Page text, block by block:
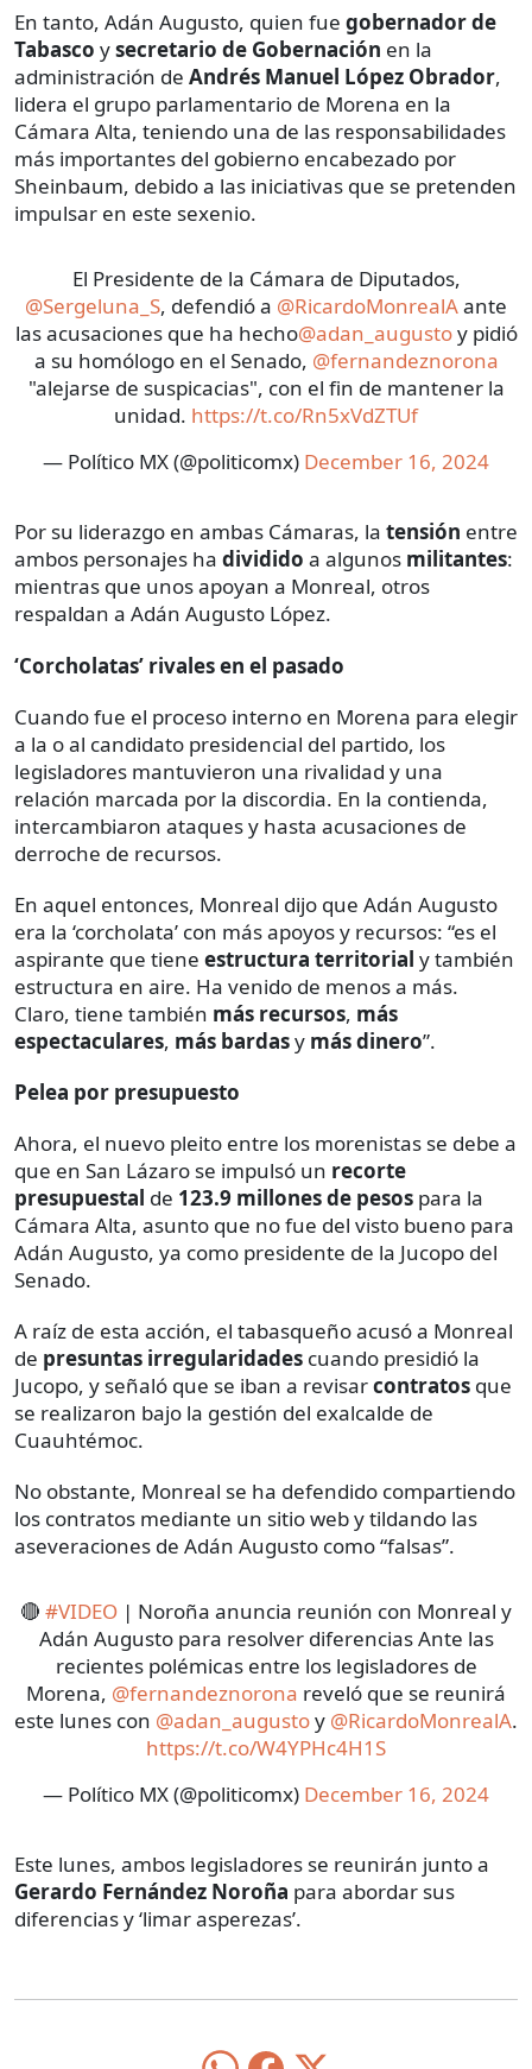
En tanto, Adán Augusto, quien fue gobernador de
Tabasco ysecretario de Gobernación en la
administración de Andrés Manuel López Obrador,
lidera el grupo parlamentario de Morena en la
Cámara Alta, teniendo una de las responsabilidades
más importantes del gobierno encabezado por
Sheinbaum, debido a las iniciativas que se pretenden
impulsar en este sexenio.
El Presidente de la Cámara de Diputados,
@Sergeluna_S, defendió a @RicardoMonrealAante
las acusaciones que ha hecho@adan_augustoy pidió
a su homólogo en el Senado, @fernandeznorona
"alejarse de suspicacias", con el fin de mantener la
unidad. https://t.co/Rn5xVdZTUf
— Político MX (@politicomx) December 16, 2024
Por su liderazgo en ambas Cámaras, la tensión entre
ambos personajes ha dividido a algunos militantes:
mientras que unos apoyan a Monreal, otros
respaldan a Adán Augusto López.
‘Corcholatas’ rivales en el pasado
Cuando fue el proceso interno en Morena para elegir
a la o al candidato presidencial del partido, los
legisladores mantuvieron una rivalidad y una
relación marcada por la discordia. En la contienda,
intercambiaron ataques y hasta acusaciones de
derroche de recursos.
En aquel entonces, Monreal dijo que Adán Augusto
era la ‘corcholata’ con más apoyos y recursos: “es el
aspirante que tiene estructura territorial y también
estructura en aire. Ha venido de menos a más.
Claro, tiene también más recursos, más
espectaculares, más bardasy más dinero”.
Pelea por presupuesto
Ahora, el nuevo pleito entre los morenistas se debe a
que en San Lázaro se impulsó un recorte
presupuestal de 123.9 millones de pesos para la
Cámara Alta, asunto que no fue del visto bueno para
Adán Augusto, ya como presidente de la Jucopo del
Senado.
A raíz de esta acción, el tabasqueño acusó a Monreal
de presuntas irregularidades cuando presidió la
Jucopo, y señaló que se iban a revisarcontratos que
se realizaron bajo la gestión del exalcalde de
Cuauhtémoc.
No obstante, Monreal se ha defendido compartiendo
los contratos mediante un sitio web y tildando las
aseveraciones de Adán Augusto como “falsas”.
🔴 #VIDEO | Noroña anuncia reunión con Monreal y
Adán Augusto para resolver diferencias Ante las
recientes polémicas entre los legisladores de
Morena, @fernandeznorona reveló que se reunirá
este lunes con @adan_augustoy @RicardoMonrealA.
https://t.co/W4YPHc4H1S
— Político MX (@politicomx) December 16, 2024
Este lunes, ambos legisladores se reunirán junto a
Gerardo Fernández Noroña para abordar sus
diferencias y ‘limar asperezas’.